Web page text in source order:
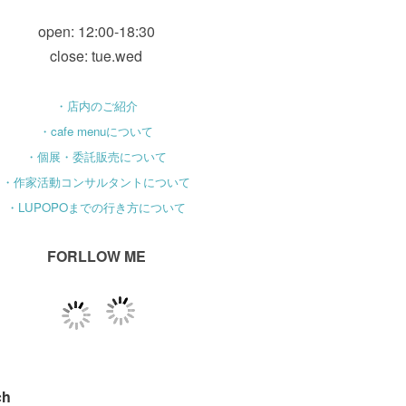
open: 12:00-18:30
close: tue.wed
・店内のご紹介
・cafe menuについて
・個展・委託販売について
・作家活動コンサルタントについて
・LUPOPOまでの行き方について
FORLLOW ME